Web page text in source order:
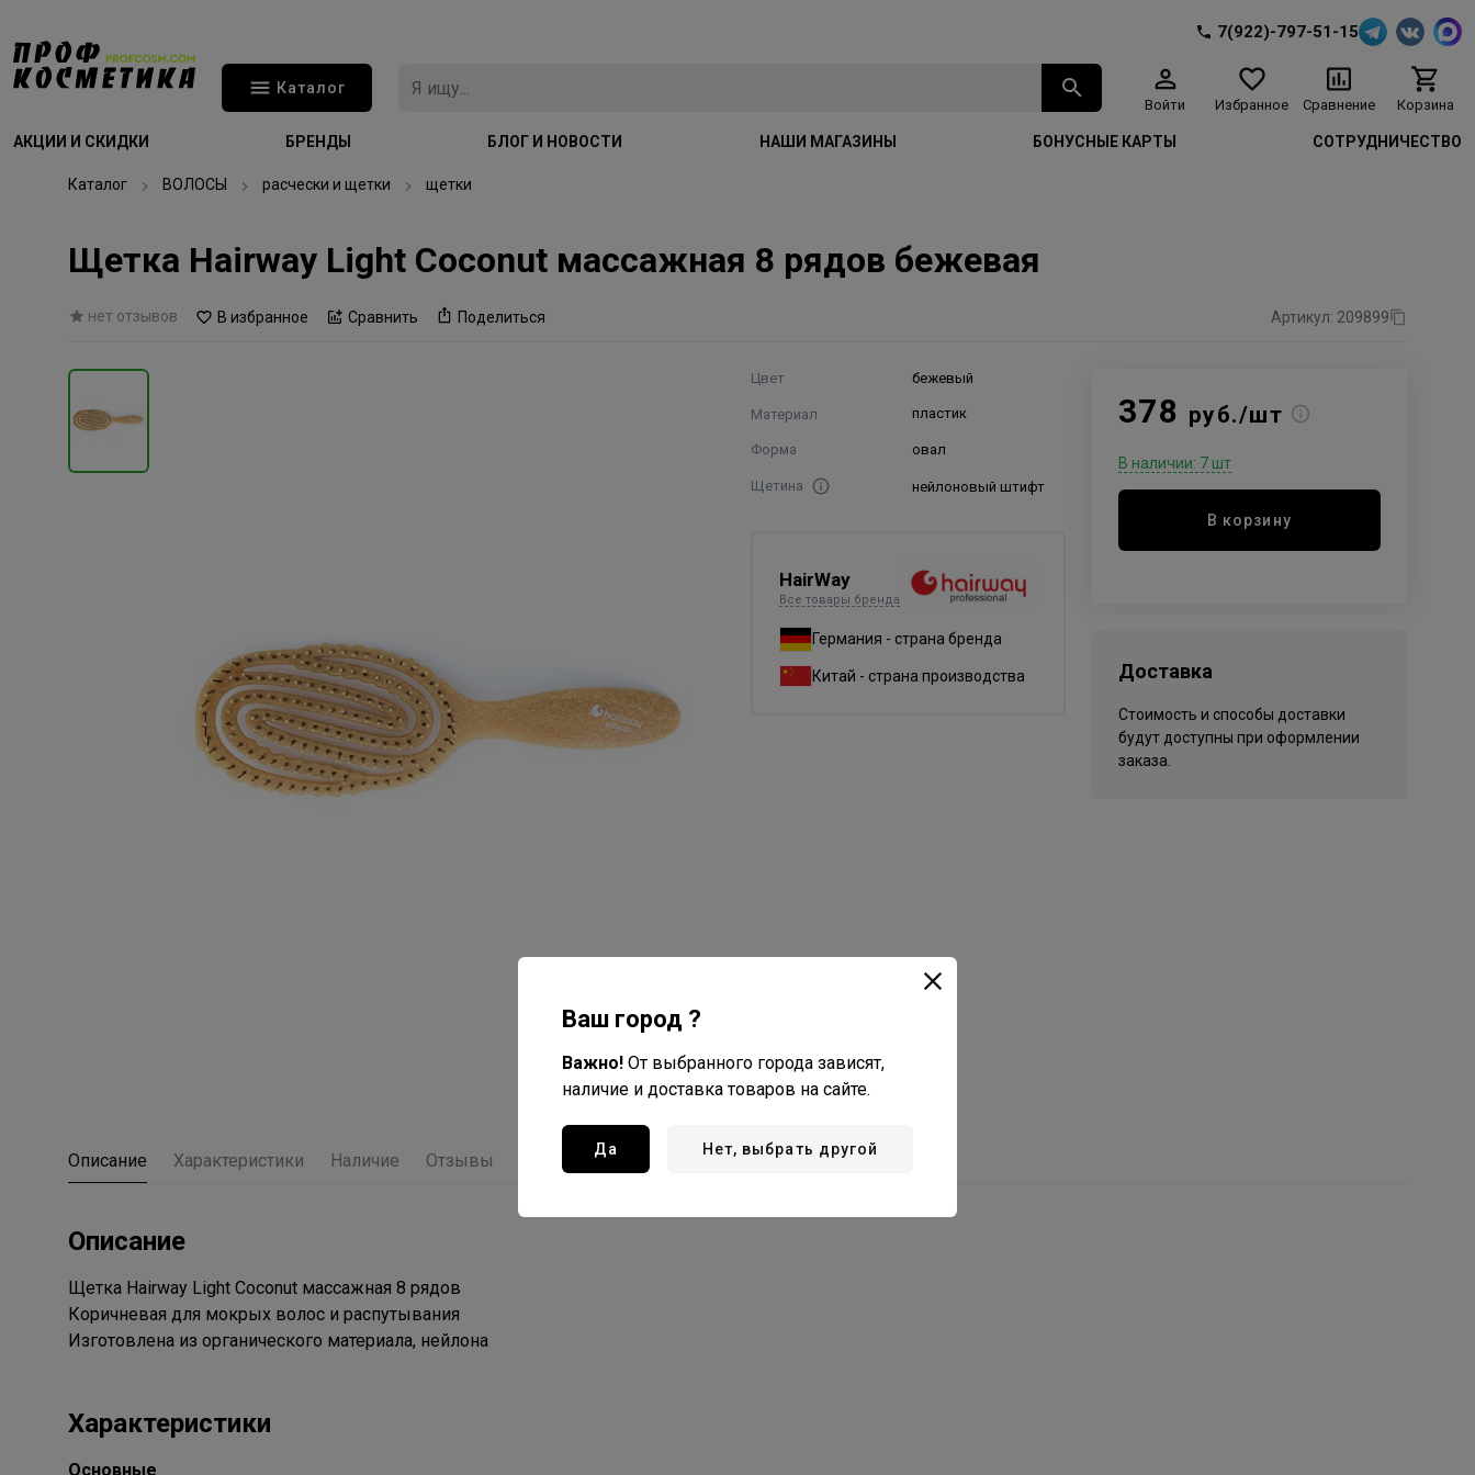
7(922)-797-51-15
Каталог
Войти Избранное Сравнение Корзина
АКЦИИ И СКИДКИ БРЕНДЫ БЛОГ И НОВОСТИ НАШИ МАГАЗИНЫ БОНУСНЫЕ КАРТЫ СОТРУДНИЧЕСТВО
Каталог ВОЛОСЫ расчески и щетки щетки
Щетка Hairway Light Coconut массажная 8 рядов бежевая
нет отзывов В избранное Сравнить Поделиться Артикул: 209899
Цвет бежевый
Материал пластик
Форма овал
Щетина нейлоновый штифт
HairWay
Все товары бренда
Германия - страна бренда
Китай - страна производства
378 руб./шт
В наличии: 7 шт
В корзину
Доставка
Стоимость и способы доставки
будут доступны при оформлении
заказа.
Описание Характеристики Наличие Отзывы
Описание
Щетка Hairway Light Coconut массажная 8 рядов
Коричневая для мокрых волос и распутывания
Изготовлена из органического материала, нейлона
Характеристики
Основные
Ваш город ?
Важно! От выбранного города зависят,
наличие и доставка товаров на сайте.
Да Нет, выбрать другой